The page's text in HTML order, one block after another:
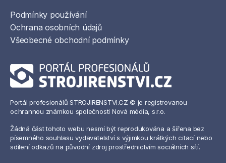
Podmínky používání
Ochrana osobních údajů
Všeobecné obchodní podmínky
Portál profesionálů STROJIRENSTVI.CZ © je registrovanou
ochrannou známkou společnosti Nová média, s.r.o.
Žádná část tohoto webu nesmí být reprodukována a šířena bez
písemného souhlasu vydavatelství s výjimkou krátkých citací nebo
sdílení odkazů na původní zdroj prostřednictvím sociálních sítí.